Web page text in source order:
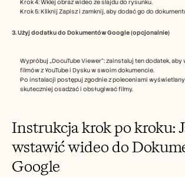
Krok 4: Wklej obraz wideo ze slajdu do rysunku.
Krok 5: Kliknij Zapisz i zamknij, aby dodać go do
3. Użyj dodatku do Dokumentów Google (opcjonalnie)
Wypróbuj „DocuTube Viewer”: zainstaluj ten dodatek,
filmów z YouTube i Dysku w swoim dokumencie.
Po instalacji postępuj zgodnie z poleceniami
skuteczniej osadzać i obsługiwać filmy.
Instrukcja krok po kroku:
wstawić wideo do
Google